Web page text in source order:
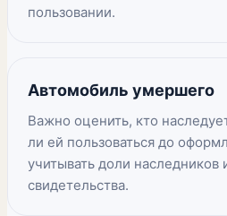
пользовании.
Автомобиль умершего
Важно оценить, кто
ли ей пользоваться до
учитывать доли наследников
свидетельства.